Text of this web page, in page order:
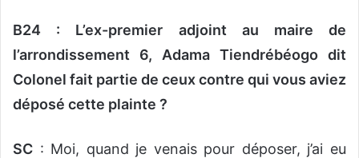
B24 : L’ex-premier adjoint au maire de
l’arrondissement 6, Adama Tiendrébéogo dit
Colonel fait partie de ceux contre qui vous aviez
déposé cette plainte ?
SC : Moi, quand je venais pour déposer, j’ai eu